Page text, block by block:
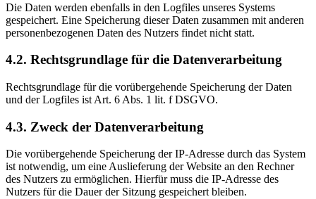
Die Daten werden ebenfalls in den Logfiles unseres Systems
gespeichert. Eine Speicherung dieser Daten zusammen mit anderen
personenbezogenen Daten des Nutzers findet nicht statt.
4.2. Rechtsgrundlage für die Datenverarbeitung
Rechtsgrundlage für die vorübergehende Speicherung der Daten
und der Logfiles ist Art. 6 Abs. 1 lit. f DSGVO.
4.3. Zweck der Datenverarbeitung
Die vorübergehende Speicherung der IP-Adresse durch das System
ist notwendig, um eine Auslieferung der Website an den Rechner
des Nutzers zu ermöglichen. Hierfür muss die IP-Adresse des
Nutzers für die Dauer der Sitzung gespeichert bleiben.